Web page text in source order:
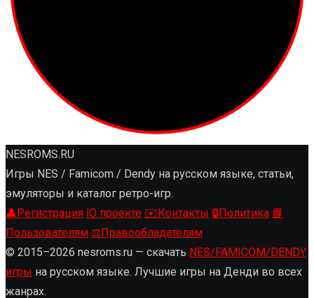
NESROMS.RU
Игры NES / Famicom / Dendy на русском языке, статьи,
эмуляторы и каталог ретро-игр.
👤Регистрация ℹ️О проекте ✉️Контакты 🔒Политика 📘
Пользователям ⚖️Правообладателям
© 2015–2026 nesroms.ru — скачать NES/FAMICOM/DENDY
игры на русском языке. Лучшие игры на Денди во всех
жанрах.